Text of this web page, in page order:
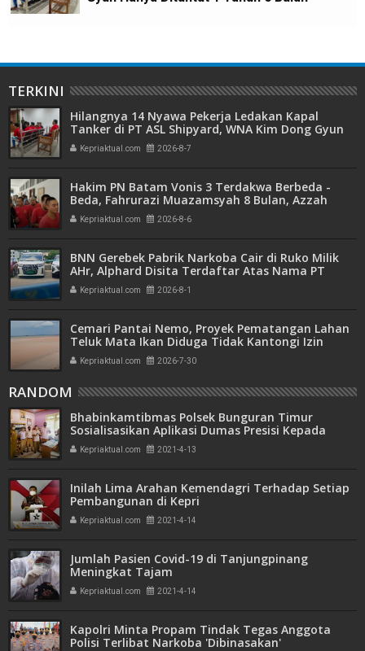
TERKINI
Hilangnya 14 Nyawa Pekerja Ledakan Kapal
Tanker di PT ASL Shipyard, WNA Kim Dong Gyun
Hanya Dituntut 1 Tahun 6 Bulan
Kepriaktual.com 2026-8-7
Hakim PN Batam Vonis 3 Terdakwa Berbeda -
Beda, Fahrurazi Muazamsyah 8 Bulan, Azzah
Azzurah dan Risma Divonis 2 Tahun 6 Bulan
Kepriaktual.com 2026-8-6
BNN Gerebek Pabrik Narkoba Cair di Ruko Milik
AHr, Alphard Disita Terdaftar Atas Nama PT
Mitra Usaha Properti
Kepriaktual.com 2026-8-1
Cemari Pantai Nemo, Proyek Pematangan Lahan
Teluk Mata Ikan Diduga Tidak Kantongi Izin
Amdal
Kepriaktual.com 2026-7-30
RANDOM
Bhabinkamtibmas Polsek Bunguran Timur
Sosialisasikan Aplikasi Dumas Presisi Kepada
Masyarakat
Kepriaktual.com 2021-4-13
Inilah Lima Arahan Kemendagri Terhadap Setiap
Pembangunan di Kepri
Kepriaktual.com 2021-4-14
Jumlah Pasien Covid-19 di Tanjungpinang
Meningkat Tajam
Kepriaktual.com 2021-4-14
Kapolri Minta Propam Tindak Tegas Anggota
Polisi Terlibat Narkoba 'Dibinasakan'